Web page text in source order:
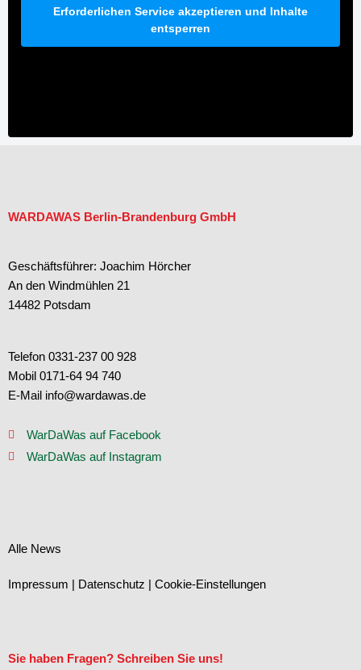
Erforderlichen Service akzeptieren und Inhalte
entsperren
WARDAWAS Berlin-Brandenburg GmbH
Geschäftsführer: Joachim Hörcher
An den Windmühlen 21
14482 Potsdam
Telefon 0331-237 00 928
Mobil 0171-64 94 740
E-Mail info@wardawas.de
WarDaWas auf Facebook
WarDaWas auf Instagram
Alle News
Impressum | Datenschutz | Cookie-Einstellungen
Sie haben Fragen? Schreiben Sie uns!